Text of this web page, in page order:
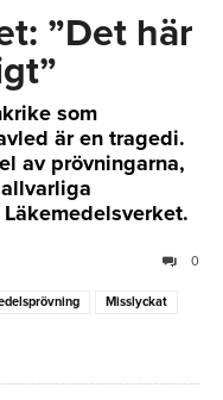
”Det här
som
är en tragedi.
av prövningarna,
0
Misslyckat